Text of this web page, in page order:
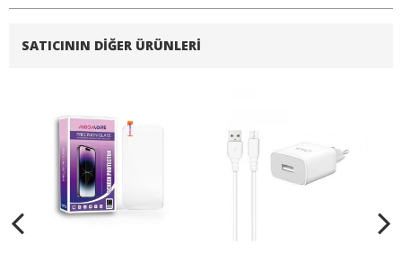
SATICININ DIĞER ÜRÜNLERI